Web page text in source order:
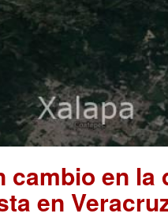
cambio en
en